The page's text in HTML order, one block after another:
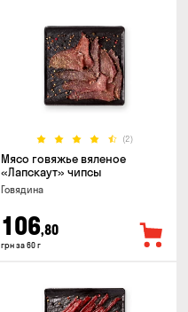
(2)
Мясо говяжье вяленое
«Лапскаут» чипсы
Говядина
106,80
грн за 60 г